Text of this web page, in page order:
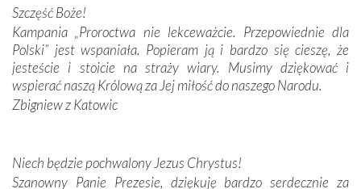
Podczas tej kilkudniowej wyprawy na każdym kroku
spotykaliśmy się z serdeczną otwartością
Portugalczyków. Podziwialiśmy ich ludową sztukę i
zwyczaje. Mimo że nasze kraje są od siebie bardzo
oddalone, w żaden sposób nie czuliśmy się obco.
Sprawiła to oczywiście sama Matka Boża, ale też
kulturowa bliskość biorąca swój początek w naszej
mieliśmy okazję przekonać się, że Maryja swoją opieką
Szczęść Boże!
Kampania „Proroctwa nie lekceważcie. Przepowiednie dla
Polski” jest wspaniała. Popieram ją i bardzo się cieszę, że
jesteście i stoicie na straży wiary. Musimy dziękować i
wspierać naszą Królową za Jej miłość do naszego Narodu.
Zbigniew z Katowic
Niech będzie pochwalony Jezus Chrystus!
Szanowny Panie Prezesie, dziękuję bardzo serdecznie za